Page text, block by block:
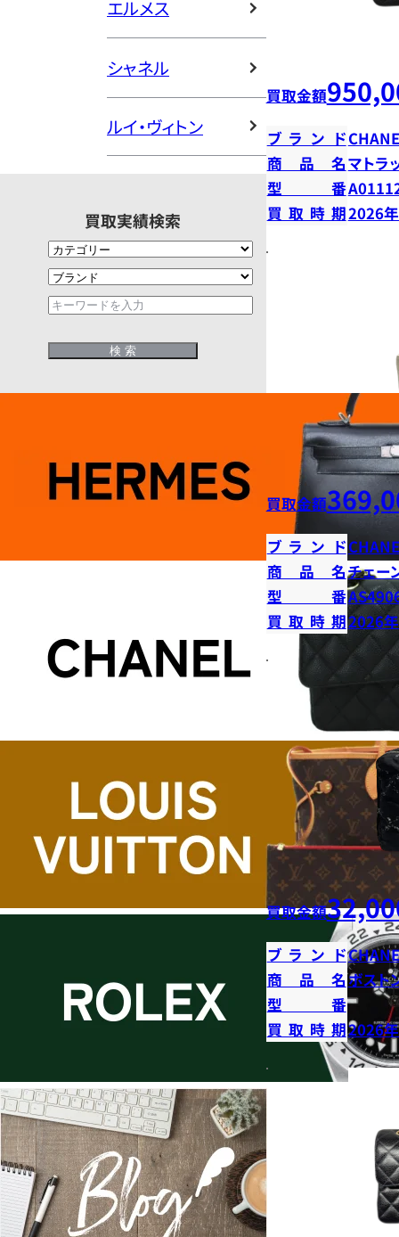
エルメス
シャネル
ルイ・ヴィトン
買取実績検索
買取金額
ブランド
商品名マトラ
型番
買取時期2026
買取金額
ブランド
商品名チェー
型番
買取時期2026
買取金額
ブランド
商品名ボスト
型番
買取時期2026